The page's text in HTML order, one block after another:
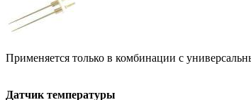
Применяется только в комбинации с
Датчик температуры